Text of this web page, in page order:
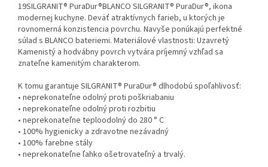
19SILGRANIT® PuraDur®BLANCO SILGRANIT® PuraDur®, ikona
modernej kuchyne. Deväť atraktívnych farieb, u ktorých je
rovnomerná konzistencia povrchu. Navyše ponúkajú perfektné
súlad s BLANCO bateriemi. Materiálové vlastnosti: Uzavretý
Kamenistý a hodvábny povrch vytvára príjemný vzhľad sa
znateľne kamenitým charakterom.
K tomu garantuje SILGRANIT® PuraDur® dlhodobú spoľahlivosť:
• neprekonateľne odolný proti poškriabaniu
• neprekonateľne odolný proti rozbitiu
• neprekonateľne teploodolný do 280 ° C
• 100% hygienicky a zdravotne nezávadný
• 100% farebne stály
• neprekonateľne ľahko ošetrovateľný a trvalý.